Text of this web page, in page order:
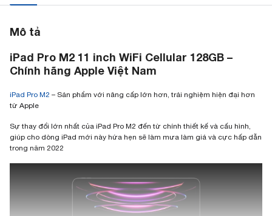
Mô tả
iPad Pro M2 11 inch WiFi Cellular 128GB –
Chính hãng Apple Việt Nam
iPad Pro M2 – Sản phẩm với nâng cấp lớn hơn, trải nghiệm hiện đại hơn
từ Apple
Sự thay đổi lớn nhất của iPad Pro M2 đến từ chính thiết kế và cấu hình,
giúp cho dòng iPad mới này hứa hẹn sẽ làm mưa làm giá và cực hấp dẫn
trong năm 2022